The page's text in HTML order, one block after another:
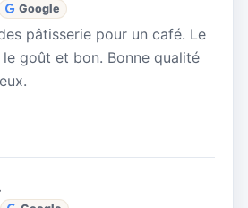
Google
pâtisserie pour un café. Le
goût et bon. Bonne qualité